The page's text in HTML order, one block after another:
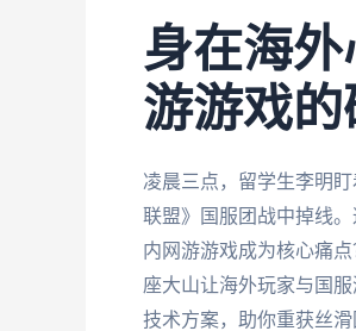
身在海
游游戏
凌晨三点，留学生李明
联盟》国服团战中掉线
内网游游戏成为核心痛
座大山让海外玩家与国
技术方案，助你重获丝滑